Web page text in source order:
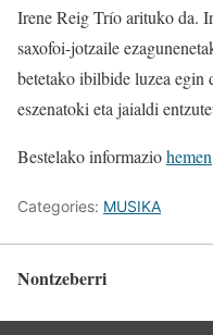
Irene Reig Trío arituko da.
saxofoi-jotzaile
betetako ibilbide luzea egin
eszenatoki eta jaialdi
Bestelako informaziohemen
Categories: MUSIKA
Nontzeberri